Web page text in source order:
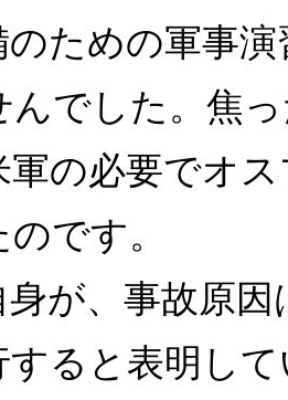
のための軍事
んでした。焦
軍の必要でオ
です。
が、事故原因
すると表明し